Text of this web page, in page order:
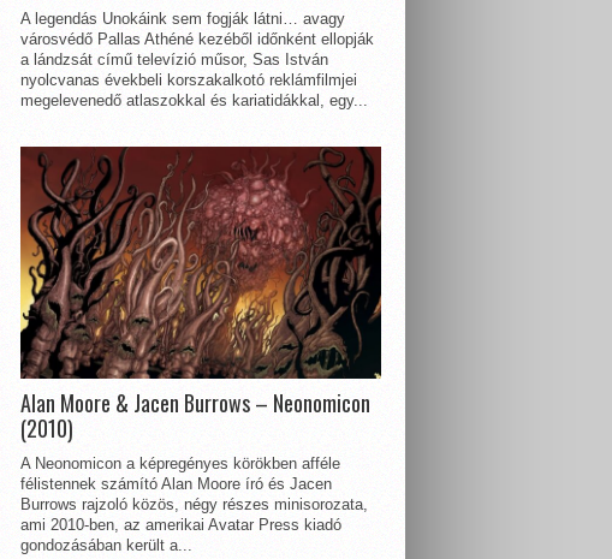
A legendás Unokáink sem fogják látni… avagy
városvédő Pallas Athéné kezéből időnként ellopják
a lándzsát című televízió műsor, Sas István
nyolcvanas évekbeli korszakalkotó reklámfilmjei
megelevenedő atlaszokkal és kariatidákkal, egy...
Alan Moore & Jacen Burrows – Neonomicon
(2010)
A Neonomicon a képregényes körökben afféle
félistennek számító Alan Moore író és Jacen
Burrows rajzoló közös, négy részes minisorozata,
ami 2010-ben, az amerikai Avatar Press kiadó
gondozásában került a...